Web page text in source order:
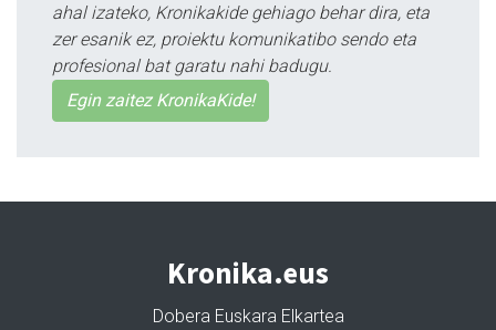
ahal izateko, Kronikakide gehiago behar dira, eta
zer esanik ez, proiektu komunikatibo sendo eta
profesional bat garatu nahi badugu.
Egin zaitez KronikaKide!
Kronika.eus
Dobera Euskara Elkartea